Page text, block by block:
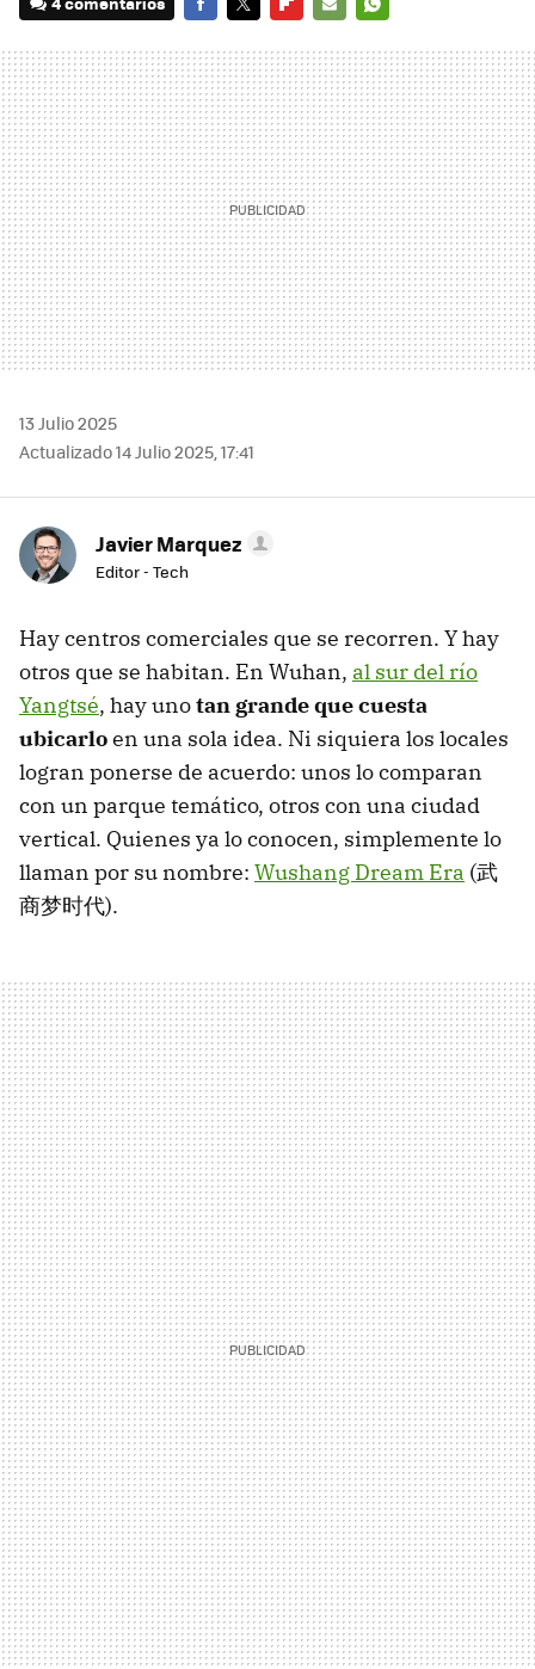
MAIL
13 Julio 2025
Actualizado 14 Julio 2025, 17:41
Javier Marquez
Editor - Tech
Hay centros comerciales que se recorren. Y hay
otros que se habitan. En Wuhan, al sur del río
Yangtsé, hay unotan grande que cuesta
ubicarloen una sola idea. Ni siquiera los locales
logran ponerse de acuerdo: unos lo comparan
con un parque temático, otros con una ciudad
vertical. Quienes ya lo conocen, simplemente lo
llaman por su nombre: Wushang Dream Era (武
商梦时代).